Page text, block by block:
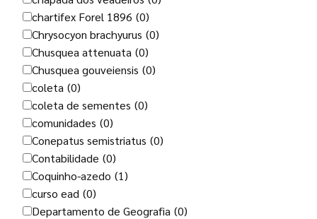
chartifex Forel 1896 (0)
Chrysocyon brachyurus (0)
Chusquea attenuata (0)
Chusquea gouveiensis (0)
coleta (0)
coleta de sementes (0)
comunidades (0)
Conepatus semistriatus (0)
Contabilidade (0)
Coquinho-azedo (1)
curso ead (0)
Departamento de Geografia (0)